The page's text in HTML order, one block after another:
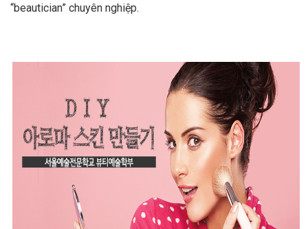
“beautician” chuyên nghiệp.